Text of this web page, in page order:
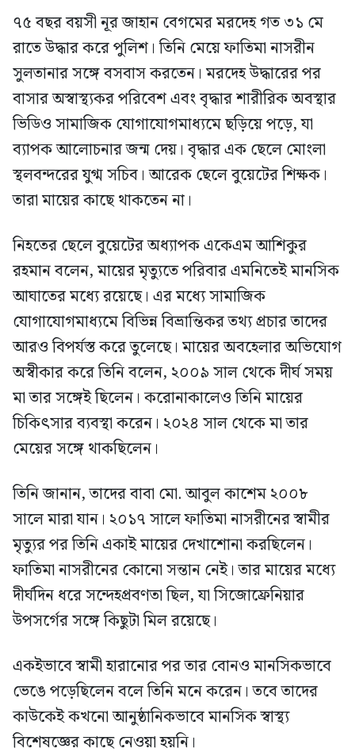
৭৫ বছর বয়সী নূর জাহান বেগমের মরদেহ গত ৩১ মে
রাতে উদ্ধার করে পুলিশ। তিনি মেয়ে ফাতিমা নাসরীন
সুলতানার সঙ্গে বসবাস করতেন। মরদেহ উদ্ধারের পর
বাসার অস্বাস্থ্যকর পরিবেশ এবং বৃদ্ধার শারীরিক অবস্থার
ভিডিও সামাজিক যোগাযোগমাধ্যমে ছড়িয়ে পড়ে, যা
ব্যাপক আলোচনার জন্ম দেয়। বৃদ্ধার এক ছেলে মোংলা
স্থলবন্দরের যুগ্ম সচিব। আরেক ছেলে বুয়েটের শিক্ষক।
তারা মায়ের কাছে থাকতেন না।
নিহতের ছেলে বুয়েটের অধ্যাপক একেএম আশিকুর
রহমান বলেন, মায়ের মৃত্যুতে পরিবার এমনিতেই মানসিক
আঘাতের মধ্যে রয়েছে। এর মধ্যে সামাজিক
যোগাযোগমাধ্যমে বিভিন্ন বিভ্রান্তিকর তথ্য প্রচার তাদের
আরও বিপর্যস্ত করে তুলেছে। মায়ের অবহেলার অভিযোগ
অস্বীকার করে তিনি বলেন, ২০০৯ সাল থেকে দীর্ঘ সময়
মা তার সঙ্গেই ছিলেন। করোনাকালেও তিনি মায়ের
চিকিৎসার ব্যবস্থা করেন। ২০২৪ সাল থেকে মা তার
মেয়ের সঙ্গে থাকছিলেন।
তিনি জানান, তাদের বাবা মো. আবুল কাশেম ২০০৮
সালে মারা যান। ২০১৭ সালে ফাতিমা নাসরীনের স্বামীর
মৃত্যুর পর তিনি একাই মায়ের দেখাশোনা করছিলেন।
ফাতিমা নাসরীনের কোনো সন্তান নেই। তার মায়ের মধ্যে
দীর্ঘদিন ধরে সন্দেহপ্রবণতা ছিল, যা সিজোফ্রেনিয়ার
উপসর্গের সঙ্গে কিছুটা মিল রয়েছে।
একইভাবে স্বামী হারানোর পর তার বোনও মানসিকভাবে
ভেঙে পড়েছিলেন বলে তিনি মনে করেন। তবে তাদের
কাউকেই কখনো আনুষ্ঠানিকভাবে মানসিক স্বাস্থ্য
বিশেষজ্ঞের কাছে নেওয়া হয়নি।